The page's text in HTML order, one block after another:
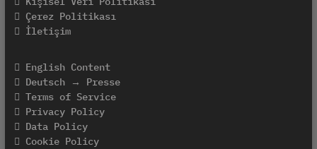
Çerez Politikası
İletişim
English Content
Deutsch → Presse
Terms of Service
Privacy Policy
Data Policy
Cookie Policy